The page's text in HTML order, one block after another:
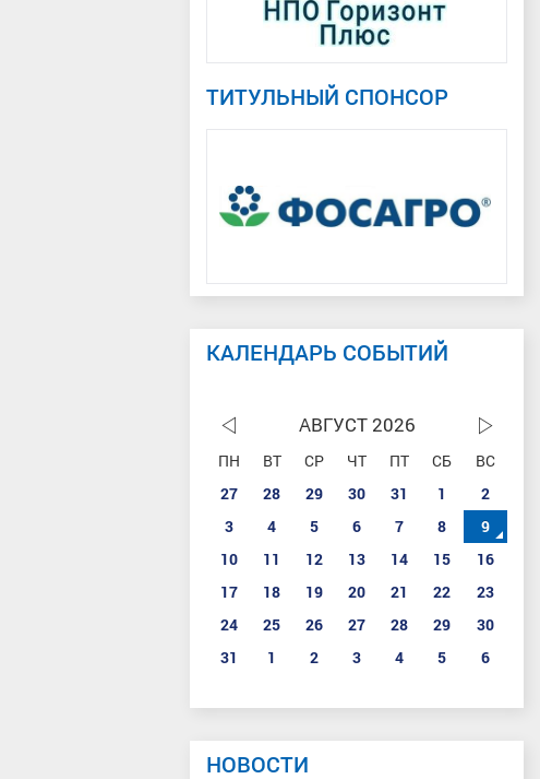
ТИТУЛЬНЫЙ СПОНСОР
КАЛЕНДАРЬ СОБЫТИЙ
АВГУСТ 2026
ПН ВТ СР ЧТ ПТ СБ
ВС
27
28 29 30 31 1
2
3
4 5 6 7 8
9
10
11 12 13 14 15
16
17
18 19 20 21 22
23
24
25 26 27 28 29
30
31
1 2 3 4 5 6
НОВОСТИ